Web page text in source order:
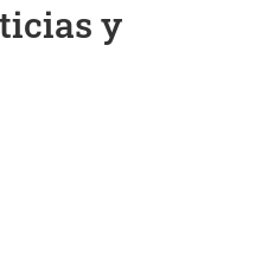
y